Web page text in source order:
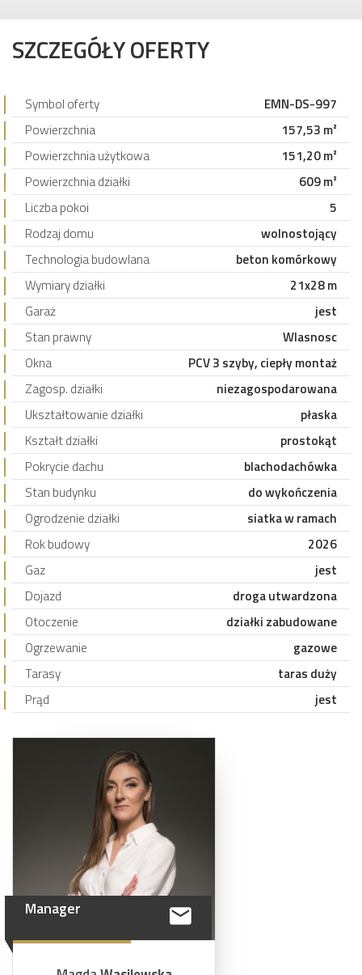
SZCZEGÓŁY OFERTY
Symbol oferty
EMN-DS-997
Powierzchnia
157,53 m²
Powierzchnia użytkowa
151,20 m²
Powierzchnia działki
609 m²
Liczba pokoi
5
Rodzaj domu
wolnostojący
Technologia budowlana
beton komórkowy
Wymiary działki
21x28 m
Garaż
jest
Stan prawny
Wlasnosc
Okna
PCV 3 szyby, ciepły montaż
Zagosp. działki
niezagospodarowana
Ukształtowanie działki
płaska
Kształt działki
prostokąt
Pokrycie dachu
blachodachówka
Stan budynku
do wykończenia
Ogrodzenie działki
siatka w ramach
Rok budowy
2026
Gaz
jest
Dojazd
droga utwardzona
Otoczenie
działki zabudowane
Ogrzewanie
gazowe
Tarasy
taras duży
Prąd
jest
Manager